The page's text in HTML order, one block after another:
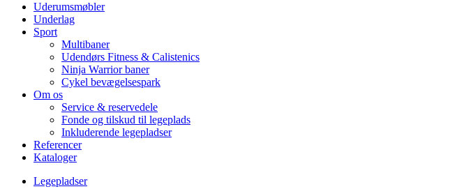
Uderumsmøbler
Underlag
Sport
Multibaner
Udendørs Fitness & Calistenics
Ninja Warrior baner
Cykel bevægelsespark
Om os
Service & reservedele
Fonde og tilskud til legeplads
Inkluderende legepladser
Referencer
Kataloger
Legepladser